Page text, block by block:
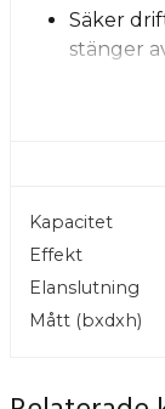
Säker
stänger
stål som
korg-
godsaker
Vem den
Kapacitet
Effekt
Elanslutning
Mått (bxdxh)